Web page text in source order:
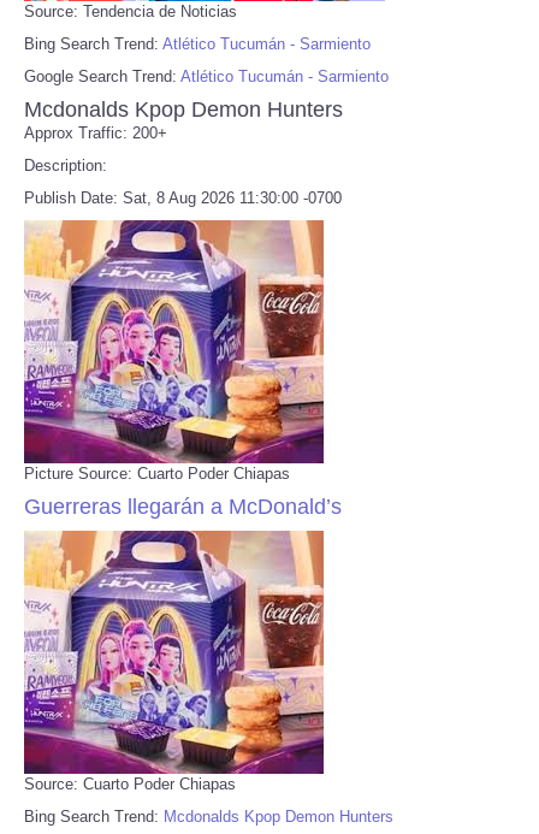
Source: Tendencia de Noticias
Bing Search Trend: Atlético Tucumán - Sarmiento
Google Search Trend: Atlético Tucumán - Sarmiento
Mcdonalds Kpop Demon Hunters
Approx Traffic: 200+
Description:
Publish Date: Sat, 8 Aug 2026 11:30:00 -0700
Picture Source: Cuarto Poder Chiapas
Guerreras llegarán a McDonald’s
Source: Cuarto Poder Chiapas
Bing Search Trend: Mcdonalds Kpop Demon Hunters